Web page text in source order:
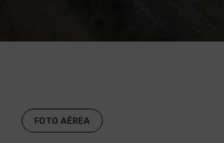
FOTO AÉREA